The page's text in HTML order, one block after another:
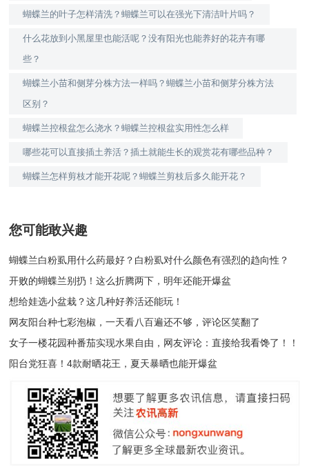
蝴蝶兰的叶子怎样清洗？蝴蝶兰可以在强光下清洁叶片吗？
什么花放到小黑屋里也能活呢？没有阳光也能养好的花卉有哪
些？
蝴蝶兰小苗和侧芽分株方法一样吗？蝴蝶兰小苗和侧芽分株方法
区别？
蝴蝶兰控根盆怎么浇水？蝴蝶兰控根盆实用性怎么样
哪些花可以直接插土养活？插土就能生长的观赏花有哪些品种？
蝴蝶兰怎样剪枝才能开花呢？蝴蝶兰剪枝后多久能开花？
您可能敢兴趣
蝴蝶兰白粉虱用什么药最好？白粉虱对什么颜色有强烈的趋向性？
开败的蝴蝶兰别扔！这么折腾两下，明年还能开爆盆
想给娃选小盆栽？这几种好养活还能玩！
网友阳台种七彩泡椒，一天看八百遍还不够，评论区笑翻了
女子一楼花园种番茄实现水果自由，网友评论：直接给我看馋了！！
阳台党狂喜！4款耐晒花王，夏天暴晒也能开爆盆